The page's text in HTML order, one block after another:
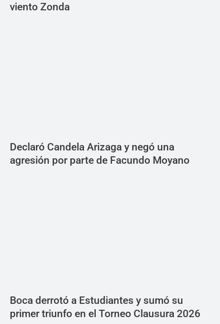
viento Zonda
Declaró Candela Arizaga y negó una
agresión por parte de Facundo Moyano
Boca derrotó a Estudiantes y sumó su
primer triunfo en el Torneo Clausura 2026